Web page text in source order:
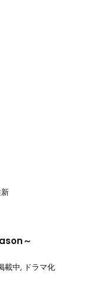
～
載中, ドラマ化